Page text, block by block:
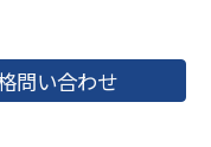
問い合わせ